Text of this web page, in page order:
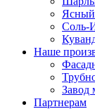
Ясный
Соль-
Наше
Завод
Партнерам